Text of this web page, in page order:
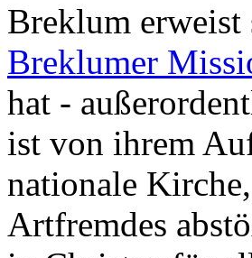
Breklum
Breklumer
hat -
ist von ihrem
nationale
Artfremdes